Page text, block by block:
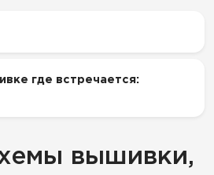
где встречается:
вышивки,